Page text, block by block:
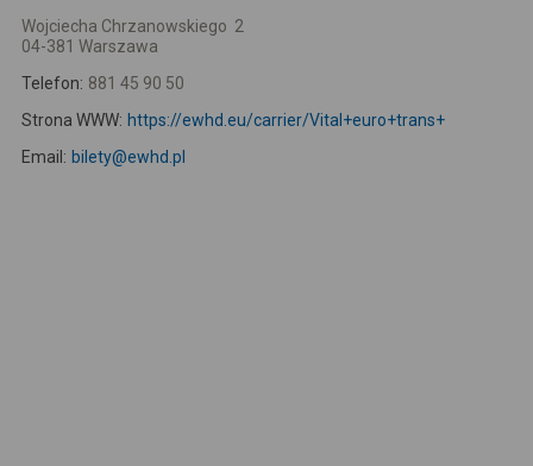
Wojciecha Chrzanowskiego 2
04-381 Warszawa
Telefon: 881 45 90 50
Strona WWW: https://ewhd.eu/carrier/Vital+euro+trans+
Email: bilety@ewhd.pl